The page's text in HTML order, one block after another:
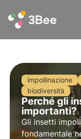
impollinazione
biodiversità
Perché gli
importanti?
Gli insetti
fondamentale